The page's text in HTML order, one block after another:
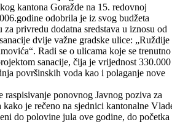
za sanaciju gradskih ulica
kantona Goražde na 15. redovnoj
odobrila je iz svog budžeta
privredu dodatna sredstava u iznosu od
dvije važne gradske ulice: „Ruždije
Radi se o ulicama koje se trenutno
sanacije, čija je vrijednost 330.000
površinskih voda kao i polaganje nove